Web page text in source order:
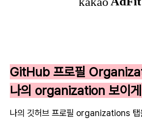
GitHub 프로필
나의 organization 보이게
나의 깃허브 프로필 organizations 탭